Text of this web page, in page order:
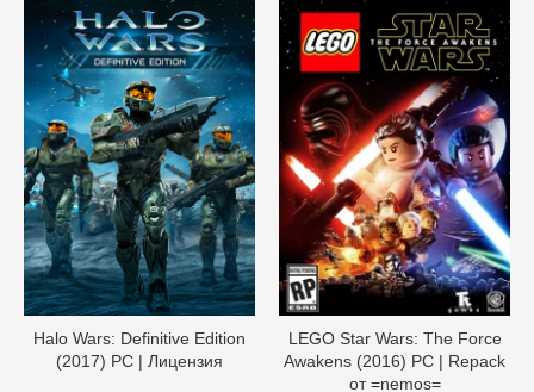
Halo Wars: Definitive Edition
(2017) PC | Лицензия
LEGO Star Wars: The Force
Awakens (2016) PC | Repack
от =nemos=